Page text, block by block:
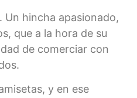
Un hincha apasionado,
que a la hora de su
de comerciar con
y en ese